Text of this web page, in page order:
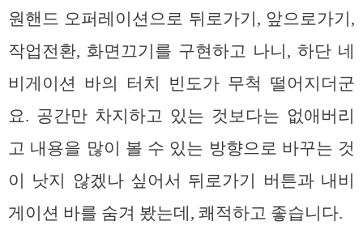
원핸드 오퍼레이션으로 뒤로가기, 앞으로가기,
작업전환, 화면끄기를 구현하고 나니, 하단 네
비게이션 바의 터치 빈도가 무척 떨어지더군
요. 공간만 차지하고 있는 것보다는 없애버리
고 내용을 많이 볼 수 있는 방향으로 바꾸는 것
이 낫지 않겠나 싶어서 뒤로가기 버튼과 내비
게이션 바를 숨겨 봤는데, 쾌적하고 좋습니다.